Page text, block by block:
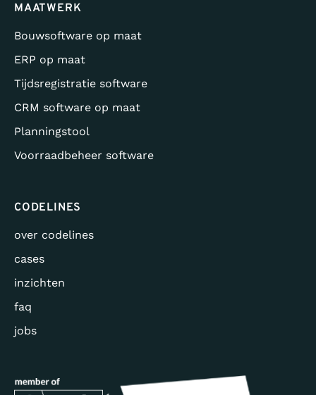
MAATWERK
Bouwsoftware op maat
ERP op maat
Tijdsregistratie software
CRM software op maat
Planningstool
Voorraadbeheer software
CODELINES
over codelines
cases
inzichten
faq
jobs